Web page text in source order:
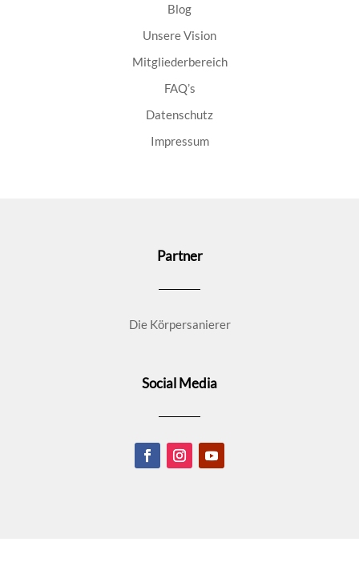
Blog
Unsere Vision
Mitgliederbereich
FAQ’s
Datenschutz
Impressum
Partner
Die Körpersanierer
Social Media